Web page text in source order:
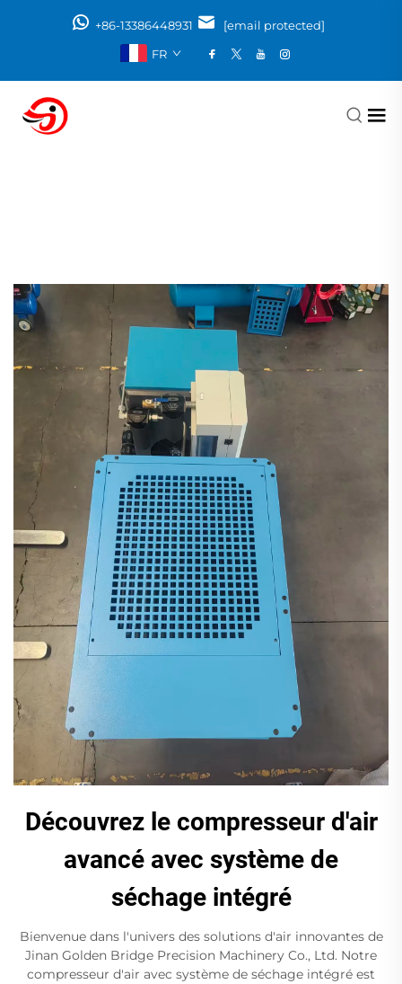
+86-13386448931
[email protected]
FR
Découvrez le compresseur d'air
avancé avec système de
séchage intégré
Bienvenue dans l'univers des solutions d'air innovantes de
Jinan Golden Bridge Precision Machinery Co., Ltd. Notre
compresseur d'air avec système de séchage intégré est